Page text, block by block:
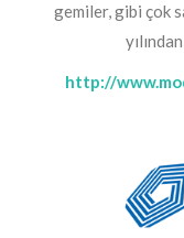
gemiler, gibi çok
http://